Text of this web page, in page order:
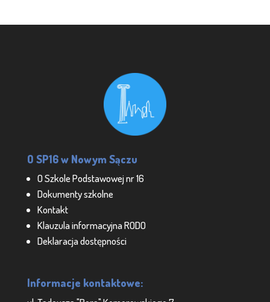
O SP16 w Nowym Sączu
O Szkole Podstawowej nr 16
Dokumenty szkolne
Kontakt
Klauzula informacyjna RODO
Deklaracja dostępności
Informacje kontaktowe: